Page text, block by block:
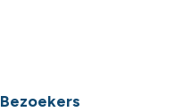
Bezoekers